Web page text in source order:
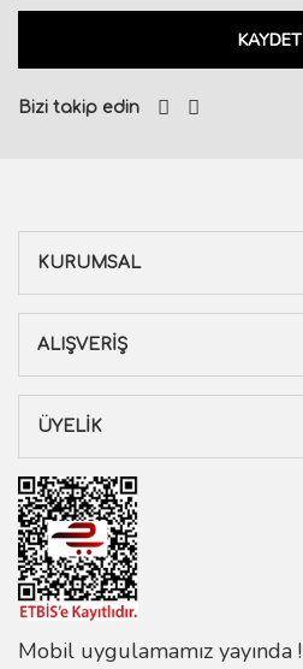
KAYDET
Bizi takip edin
KURUMSAL
ALIŞVERİŞ
ÜYELİK
Mobil uygulamamız yayında !